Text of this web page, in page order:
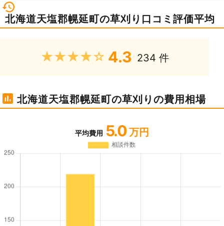
北海道天塩郡幌延町の草刈り口コミ評価平均
★★★★★ 4.3 234 件
北海道天塩郡幌延町の草刈りの費用相場
平均費用 5.0 万円